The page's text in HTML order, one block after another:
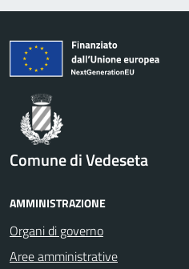
Comune di Vedeseta
AMMINISTRAZIONE
Organi di governo
Aree amministrative